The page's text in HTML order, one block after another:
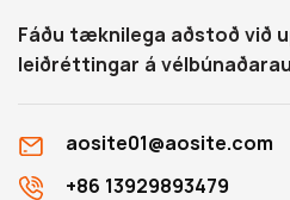
Fáðu tæknilega aðstoð við
leiðréttingar á
aosite01@aosite.com
+86 13929893479